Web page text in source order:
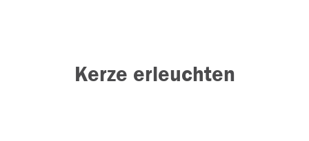
Kerze erleuchten